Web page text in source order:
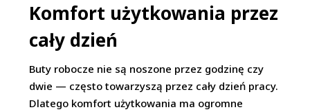
Komfort użytkowania przez
cały dzień
Buty robocze nie są noszone przez godzinę czy
dwie — często towarzyszą przez cały dzień pracy.
Dlatego komfort użytkowania ma ogromne